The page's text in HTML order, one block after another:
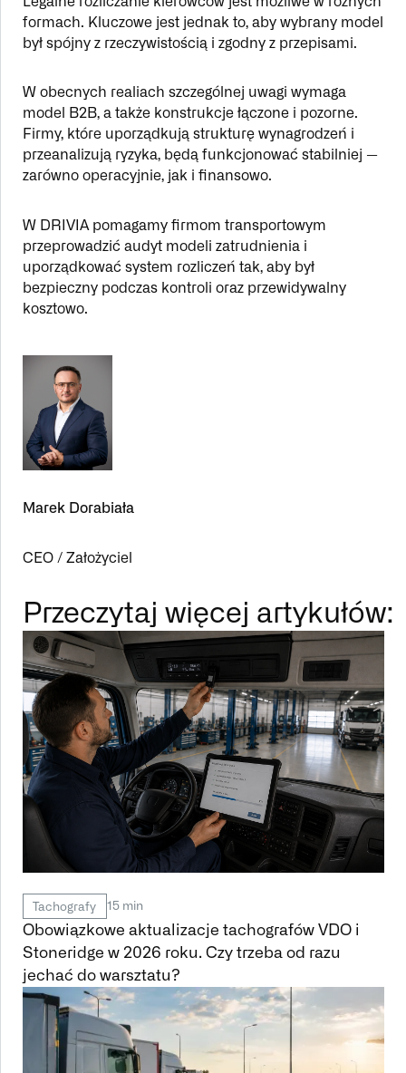
formach. Kluczowe jest jednak to, aby wybrany model
był spójny z rzeczywistością i zgodny z przepisami.
W obecnych realiach szczególnej uwagi wymaga
model B2B, a także konstrukcje łączone i pozorne.
Firmy, które uporządkują strukturę wynagrodzeń i
przeanalizują ryzyka, będą funkcjonować stabilniej —
zarówno operacyjnie, jak i finansowo.
W DRIVIA pomagamy firmom transportowym
przeprowadzić audyt modeli zatrudnienia i
uporządkować system rozliczeń tak, aby był
bezpieczny podczas kontroli oraz przewidywalny
kosztowo.
Marek Dorabiała
CEO / Założyciel
Przeczytaj więcej artykułów:
Tachografy 15 min
Obowiązkowe aktualizacje tachografów VDO i
Stoneridge w 2026 roku. Czy trzeba od razu
jechać do warsztatu?